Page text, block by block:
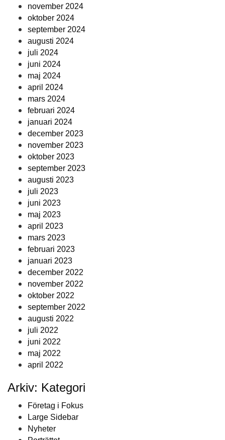
november 2024
oktober 2024
september 2024
augusti 2024
juli 2024
juni 2024
maj 2024
april 2024
mars 2024
februari 2024
januari 2024
december 2023
november 2023
oktober 2023
september 2023
augusti 2023
juli 2023
juni 2023
maj 2023
april 2023
mars 2023
februari 2023
januari 2023
december 2022
november 2022
oktober 2022
september 2022
augusti 2022
juli 2022
juni 2022
maj 2022
april 2022
Arkiv: Kategori
Företag i Fokus
Large Sidebar
Nyheter